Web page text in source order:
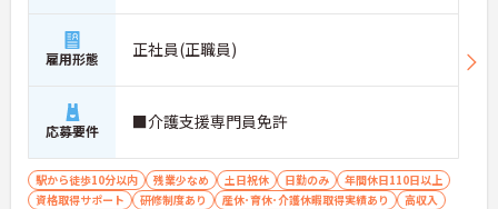
雇用形態 正社員(正職員)
応募要件 ■介護支援専門員免許
駅から徒歩10分以内 残業少なめ 土日祝休 日勤のみ
年間休日110日以上
資格取得サポート
研修制度あり 産休･育休･介護休暇取得実績あり
高収入